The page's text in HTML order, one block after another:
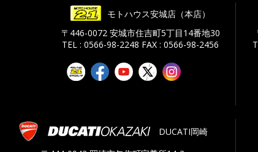
モトハウス安城店（本店）
〒446-0072 安城市住吉町5丁目14番地30
TEL : 0566-98-2248 FAX : 0566-98-2456
DUCATI岡崎